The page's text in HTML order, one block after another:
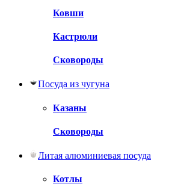
Ковши
Кастрюли
Сковороды
Посуда из чугуна
Казаны
Сковороды
Литая алюминиевая посуда
Котлы